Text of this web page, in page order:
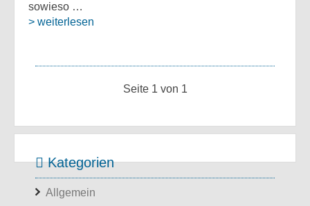
sowieso …
> weiterlesen
Seite 1 von 1
Kategorien
Allgemein